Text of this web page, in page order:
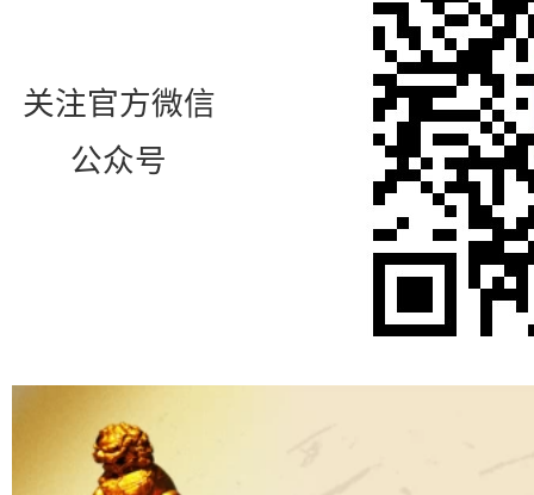
关注官方微信
公众号